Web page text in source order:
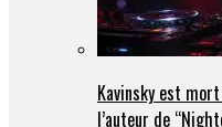
Kavinsky est
l’auteur de